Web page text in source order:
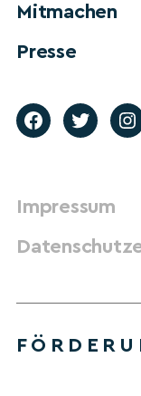
Mitmachen
Presse
Impressum